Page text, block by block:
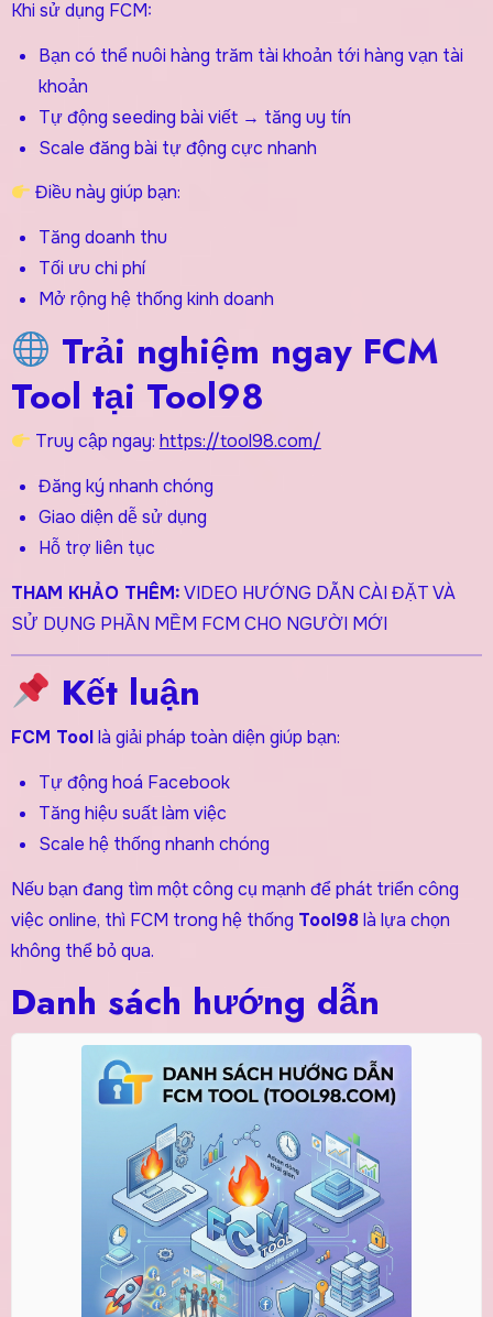
Khi sử dụng FCM:
Bạn có thể nuôi hàng trăm tài khoản tới hàng vạn tài
khoản
Tự động seeding bài viết → tăng uy tín
Scale đăng bài tự động cực nhanh
Điều này giúp bạn:
Tăng doanh thu
Tối ưu chi phí
Mở rộng hệ thống kinh doanh
Trải nghiệm ngay FCM
Tool tại Tool98
Truy cập ngay: https://tool98.com/
Đăng ký nhanh chóng
Giao diện dễ sử dụng
Hỗ trợ liên tục
THAM KHẢO THÊM:VIDEO HƯỚNG DẪN CÀI ĐẶT VÀ
SỬ DỤNG PHẦN MỀM FCM CHO NGƯỜI MỚI
Kết luận
FCM Toollà giải pháp toàn diện giúp bạn:
Tự động hoá Facebook
Tăng hiệu suất làm việc
Scale hệ thống nhanh chóng
Nếu bạn đang tìm một công cụ mạnh để phát triển công
việc online, thì FCM trong hệ thống Tool98là lựa chọn
không thể bỏ qua.
Danh sách hướng dẫn